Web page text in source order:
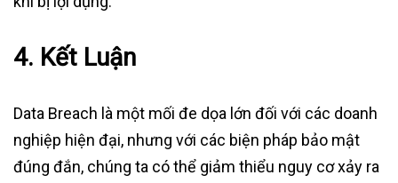
4. Kết Luận
Data Breach là một mối đe dọa lớn đối với các doanh
nghiệp hiện đại, nhưng với các biện pháp bảo mật
đúng đắn, chúng ta có thể giảm thiểu nguy cơ xảy ra